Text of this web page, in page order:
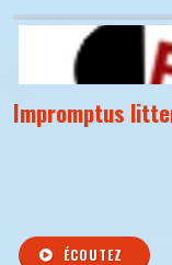
Impromptus
ÉCOUTEZ